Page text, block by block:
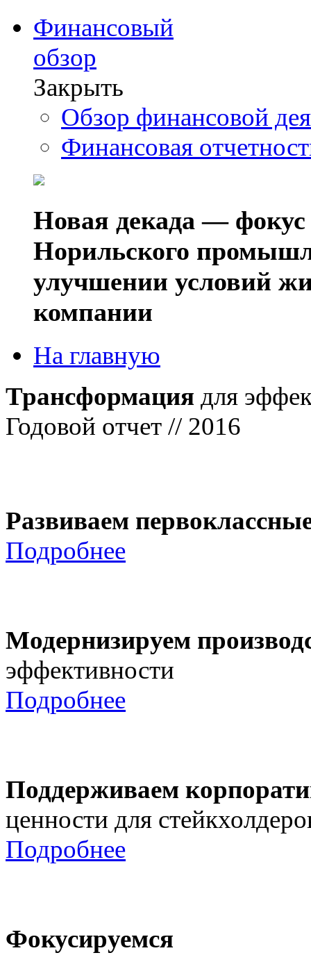
Финансовый
обзор
Закрыть
Обзор финансовой
Финансовая
Новая декада — фокус
Норильского
улучшении условий
компании
На главную
Трансформация для
Годовой отчет // 2016
Развиваем
Подробнее
Модернизируем
эффективности
Подробнее
Поддерживаем
ценности для
Подробнее
Фокусируемся